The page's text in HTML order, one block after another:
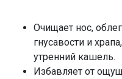
Очищает нос,
гнусавости и
утренний кашель.
Избавляет от